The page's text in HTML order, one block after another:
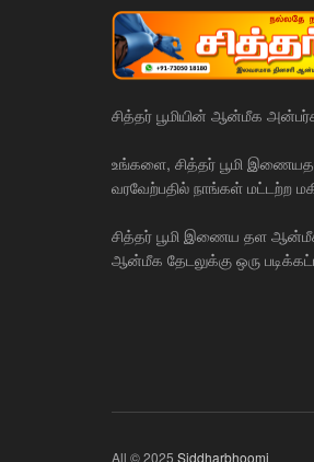
சித்தர் பூமியின் ஆன்மீக
உங்களை, சித்தர் பூமி
வரவேற்பதில் நாங்கள் மட்டற்ற
சித்தர் பூமி இணைய தள
ஆன்மீக தேடலுக்கு ஒரு
All © 2025 Siddharbhoomi